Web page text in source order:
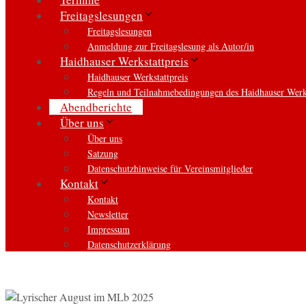
Freitagslesungen
Freitagslesungen
Anmeldung zur Freitagslesung als Autor/in
Haidhauser Werkstattpreis
Haidhauser Werkstattpreis
Regeln und Teilnahmebedingungen des Haidhauser
Abendberichte
Über uns
Über uns
Satzung
Datenschutzhinweise für Vereinsmitglieder
Kontakt
Kontakt
Newsletter
Impressum
Datenschutzerklärung